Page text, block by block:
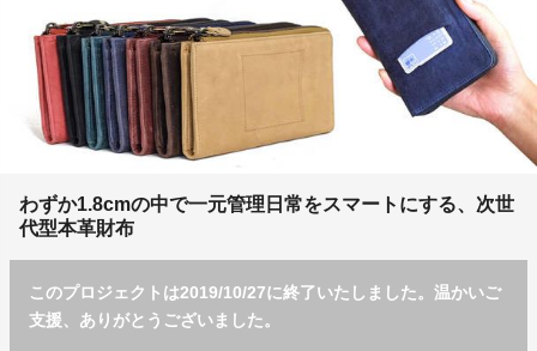
わずか1.8cmの中で一元管理日常をスマートにする、次世
代型本革財布
このプロジェクトは2019/10/27に終了いたしました。温かいご
支援、ありがとうございました。